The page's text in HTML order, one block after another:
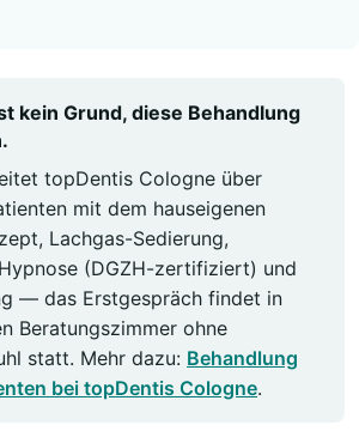
kein Grund, diese Behandlung
topDentis Cologne über
mit dem hauseigenen
Lachgas-Sedierung,
(DGZH-zertifiziert) und
— das Erstgespräch findet in
Beratungszimmer ohne
statt. Mehr dazu: Behandlung
bei topDentis Cologne.